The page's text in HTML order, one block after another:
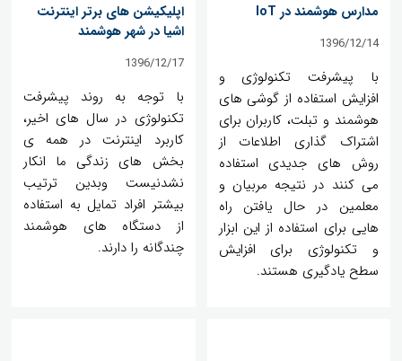
مدارس هوشمند در IoT
1396/12/14
با پیشرفت تکنولوژی و
افزایش استفاده از گوشی های
هوشمند و تبلت، کاربران برای
اشتراک گذاری اطلاعات از
روش های جدیدی استفاده
می کنند در نتیجه مربیان و
معلمین در حال یافتن راه
هایی برای استفاده از این ابزار
و تکنولوژی برای افزایش
سطح یادگیری هستند.
اپلیکیشن های برتر اینترنت
اشیا در شهر هوشمند
1396/12/17
با توجه به روند پیشرفت
تکنولوژی در سال های اخیر،
کاربرد اینترنت در همه ی
بخش های زندگی ما انکار
نشدنیست وبدین ترتیب
بیشتر افراد تمایل به استفاده
از دستگاه های هوشمند
چندگانه را دارند.